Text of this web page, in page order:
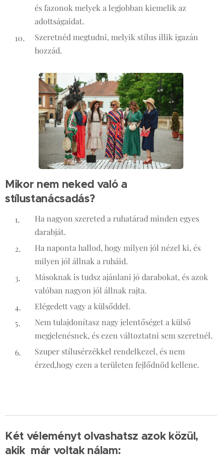
és fazonok melyek a legjobban kiemelik az
adottságaidat.
Szeretnéd megtudni, melyik stílus illik igazán
hozzád.
Mikor nem neked való a
stílustanácsadás?
Ha nagyon szereted a ruhatárad minden egyes
darabját.
Ha naponta hallod, hogy milyen jól nézel ki, és
milyen jól állnak a ruháid.
Másoknak is tudsz ajánlani jó darabokat, és azok
valóban nagyon jól állnak rajta.
Elégedett vagy a külsőddel.
Nem tulajdonítasz nagy jelentőséget a külső
megjelenésnek, és ezen változtatni sem szeretnél.
Szuper stílusérzékkel rendelkezel, és nem
érzed,hogy ezen a területen fejlődnöd kellene.
Két véleményt olvashatsz azok közül,
akik már voltak nálam: